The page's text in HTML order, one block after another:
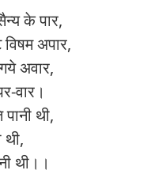
के पार,
अपार,
अवार,
वार।
थी,
थी।।